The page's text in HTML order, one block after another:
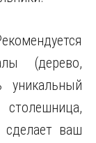
(дерево,
уникальный
ваш